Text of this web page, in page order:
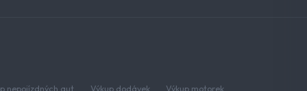
nepojízdných aut Výkup dodávek Výkup motorek